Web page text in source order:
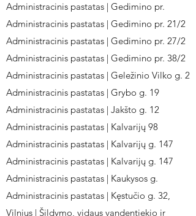
Administracinis pastatas | Gedimino pr.
Administracinis pastatas | Gedimino pr. 21/2
Administracinis pastatas | Gedimino pr. 27/2
Administracinis pastatas | Gedimino pr. 38/2
Administracinis pastatas | Geležinio Vilko g. 2
Administracinis pastatas | Grybo g. 19
Administracinis pastatas | Jakšto g. 12
Administracinis pastatas | Kalvarijų 98
Administracinis pastatas | Kalvarijų g. 147
Administracinis pastatas | Kalvarijų g. 147
Administracinis pastatas | Kaukysos g.
Administracinis pastatas | Kęstučio g. 32,
Vilnius | Šildymo, vidaus vandentiekio ir